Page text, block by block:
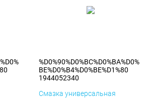
%D0%90%D0%BC%D0%BA%D0%
BE%D0%B4%D0%BE%D1%80
1944052340
Смазка универсальная